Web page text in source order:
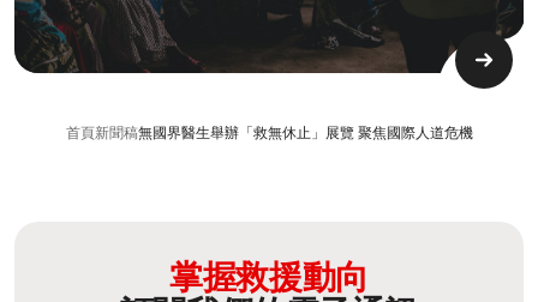
首頁新聞稿無國界醫生舉辦「救無休止」展覽 聚焦國際人道危機
掌握救援動向